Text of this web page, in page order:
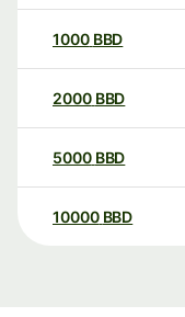
1000 BBD
2000 BBD
5000 BBD
10000 BBD